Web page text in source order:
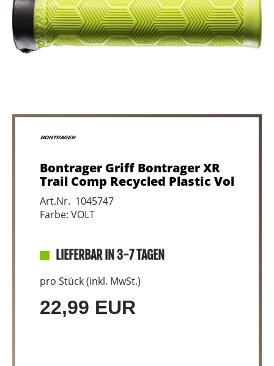
Bontrager Griff Bontrager XR
Trail Comp Recycled Plastic Vol
Art.Nr. 1045747
Farbe: VOLT
LIEFERBAR IN 3-7 TAGEN
pro Stück (inkl. MwSt.)
22,99 EUR